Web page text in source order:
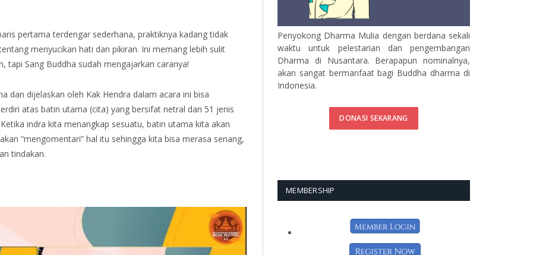
pertama terdengar sederhana, praktiknya kadang tidak
menyucikan hati dan pikiran. Ini memang lebih sulit
tapi Sang Buddha sudah mengajarkan caranya!
dan dijelaskan oleh Kak Hendra dalam acara ini bisa
atas batin utama (cita) yang bersifat netral dan 51 jenis
indra kita menangkap sesuatu, batin utama kita akan
“mengomentari” hal itu sehingga kita bisa merasa senang,
tindakan.
Penyokong Dharma Mulia dengan berdana sekali
waktu untuk pelestarian dan pengembangan
Dharma di Nusantara. Berapapun nominalnya,
akan sangat bermanfaat bagi Buddha dharma di
Indonesia.
DONASI SEKARANG
MEMBERSHIP